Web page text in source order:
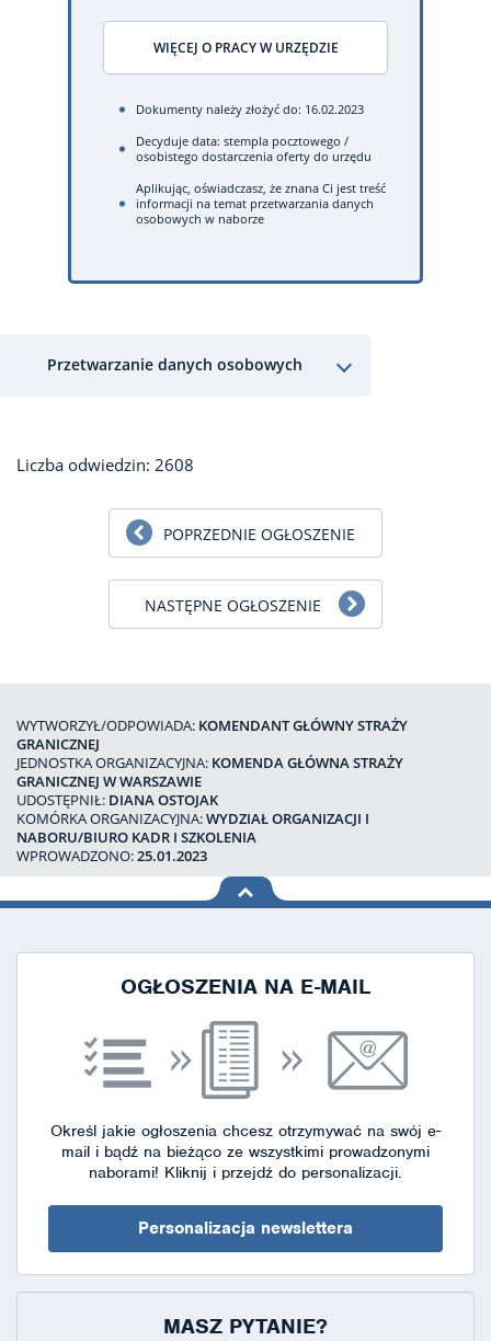
WIĘCEJ O PRACY W URZĘDZIE
Dokumenty należy złożyć do: 16.02.2023
Decyduje data: stempla pocztowego /
osobistego dostarczenia oferty do urzędu
Aplikując, oświadczasz, że znana Ci jest treść
informacji na temat przetwarzania danych
osobowych w naborze
Przetwarzanie danych osobowych
Liczba odwiedzin: 2608
POPRZEDNIE OGŁOSZENIE
NASTĘPNE OGŁOSZENIE
WYTWORZYŁ/ODPOWIADA: KOMENDANT GŁÓWNY STRAŻY
GRANICZNEJ
JEDNOSTKA ORGANIZACYJNA: KOMENDA GŁÓWNA STRAŻY
GRANICZNEJ W WARSZAWIE
UDOSTĘPNIŁ: DIANA OSTOJAK
KOMÓRKA ORGANIZACYJNA:WYDZIAŁ ORGANIZACJI I
NABORU/BIURO KADR I SZKOLENIA
WPROWADZONO:25.01.2023
na górę
OGŁOSZENIA NA E-MAIL
Określ jakie ogłoszenia chcesz otrzymywać na swój e-
mail i bądź na bieżąco ze wszystkimi prowadzonymi
naborami! Kliknij i przejdź do personalizacji.
Personalizacja newslettera
MASZ PYTANIE?